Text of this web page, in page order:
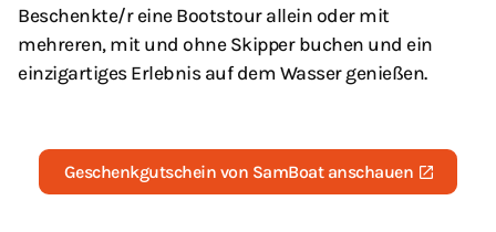
Beschenkte/r eine Bootstour allein oder mit
mehreren, mit und ohne Skipper buchen und ein
einzigartiges Erlebnis auf dem Wasser genießen.
Geschenkgutschein von SamBoat anschauen